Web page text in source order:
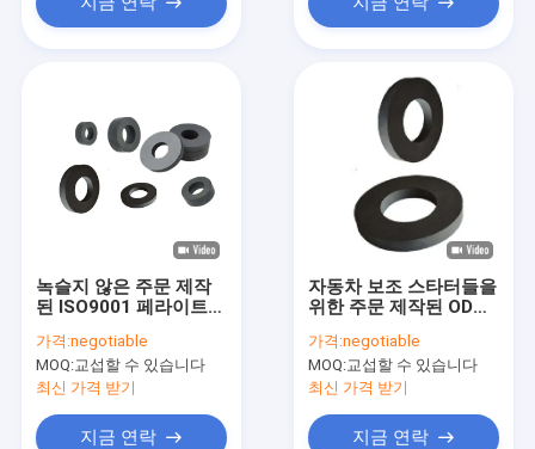
녹슬지 않은 주문 제작
된 ISO9001 페라이트
링 마그네트
가격:negotiable
MOQ:교섭할 수 있습니다
최신 가격 받기
지금 연락
자동차 보조 스타터들을
위한 주문 제작된 ODM
식 방부제 Y30H
가격:negotiable
MOQ:교섭할 수 있습니다
최신 가격 받기
지금 연락